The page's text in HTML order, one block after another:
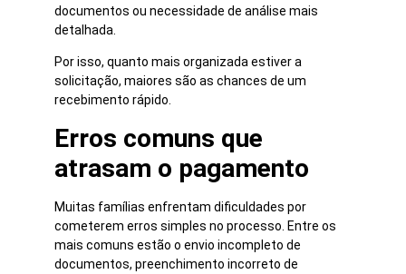
documentos ou necessidade de análise mais
detalhada.
Por isso, quanto mais organizada estiver a
solicitação, maiores são as chances de um
recebimento rápido.
Erros comuns que
atrasam o pagamento
Muitas famílias enfrentam dificuldades por
cometerem erros simples no processo. Entre os
mais comuns estão o envio incompleto de
documentos, preenchimento incorreto de